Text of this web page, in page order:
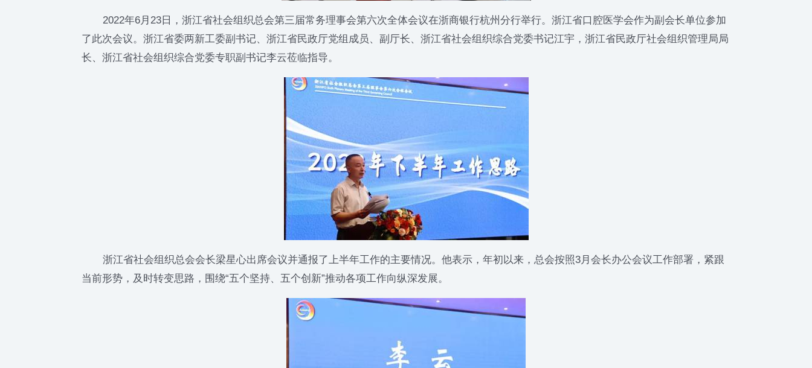
2022年6月23日，浙江省社会组织总会第三届常务理事会第六次全体会议在浙商银行杭州分行举行。浙江省口腔医学会作为副会长单位参加
了此次会议。浙江省委两新工委副书记、浙江省民政厅党组成员、副厅长、浙江省社会组织综合党委书记江宇，浙江省民政厅社会组织管理局局
长、浙江省社会组织综合党委专职副书记李云莅临指导。
浙江省社会组织总会会长梁星心出席会议并通报了上半年工作的主要情况。他表示，年初以来，总会按照3月会长办公会议工作部署，紧跟
当前形势，及时转变思路，围绕“五个坚持、五个创新”推动各项工作向纵深发展。